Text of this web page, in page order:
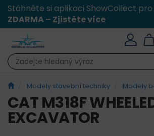
Stáhněte si aplikaci ShowCollect
ZDARMA – Zjistěte více
Modely stavební techniky Modely
CAT M318F
EXCAVATOR